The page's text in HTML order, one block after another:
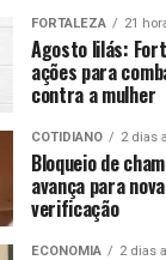
FORTALEZA 21
Agosto lilás:
ações para
contra a mulher
COTIDIANO 2 dias
Bloqueio de
avança para
verificação
ECONOMIA 2 dias